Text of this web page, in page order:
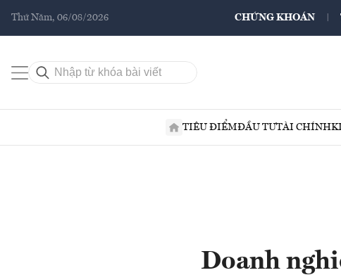
Thứ Năm, 06/08/2026 CHỨNG KHOÁN
TIÊU ĐIỂMĐẦU TƯTÀI CHÍNH
Doanh